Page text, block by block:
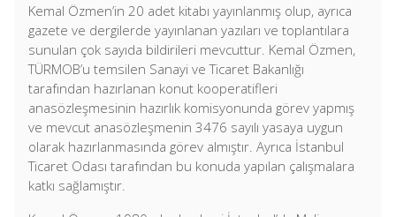
Kemal Özmen’in 20 adet kitabı yayınlanmış olup, ayrıca
gazete ve dergilerde yayınlanan yazıları ve toplantılara
sunulan çok sayıda bildirileri mevcuttur. Kemal Özmen,
TÜRMOB’u temsilen Sanayi ve Ticaret Bakanlığı
tarafından hazırlanan konut kooperatifleri
anasözleşmesinin hazırlık komisyonunda görev yapmış
ve mevcut anasözleşmenin 3476 sayılı yasaya uygun
olarak hazırlanmasında görev almıştır. Ayrıca İstanbul
Ticaret Odası tarafından bu konuda yapılan çalışmalara
katkı sağlamıştır.